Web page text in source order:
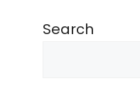
Search